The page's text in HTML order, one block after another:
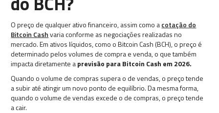
O preço de qualquer ativo financeiro, assim como acotação do
Bitcoin Cashvaria conforme as negociações realizadas no
mercado. Em ativos líquidos, como o Bitcoin Cash (BCH), o preço é
determinado pelos volumes de compra e venda, o que também
impacta diretamente aprevisão para Bitcoin Cash em 2026.
Quando o volume de compras supera o de vendas, o preço tende
a subir até atingir um novo ponto de equilíbrio. Da mesma forma,
quando o volume de vendas excede o de compras, o preço tende
a cair.